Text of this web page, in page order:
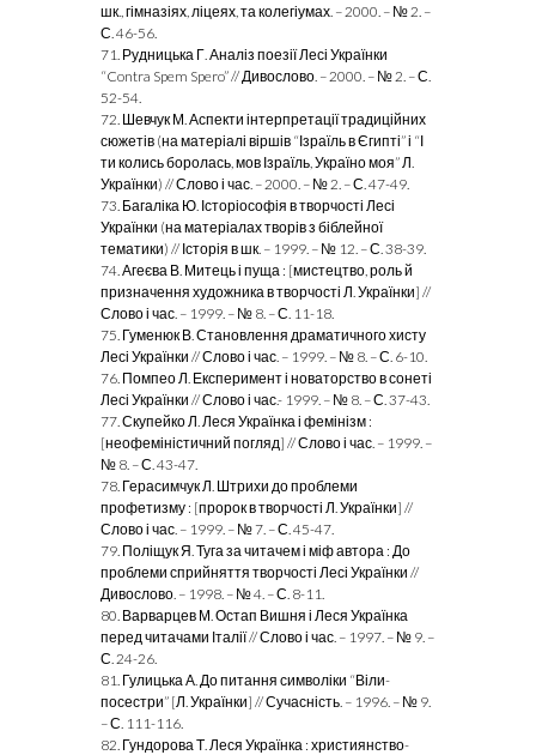
шк., гімназіях, ліцеях, та колегіумах. – 2000. – № 2. –
С. 46-56.
71. Рудницька Г. Аналіз поезії Лесі Українки
“Contra Spem Spero” // Дивослово. – 2000. – № 2. – С.
52-54.
72. Шевчук М. Аспекти інтерпретації традиційних
сюжетів (на матеріалі віршів “Ізраїль в Єгипті” і “І
ти колись боролась, мов Ізраїль, Україно моя” Л.
Українки) // Слово і час. – 2000. – № 2. – С. 47-49.
73. Багаліка Ю. Історіософія в творчості Лесі
Українки (на матеріалах творів з біблейної
тематики) // Історія в шк. – 1999. – № 12. – С. 38-39.
74. Агеєва В. Митець і пуща : [мистецтво, роль й
призначення художника в творчості Л. Українки] //
Слово і час. – 1999. – № 8. – С. 11-18.
75. Гуменюк В. Становлення драматичного хисту
Лесі Українки // Слово і час. – 1999. – № 8. – С. 6-10.
76. Помпео Л. Експеримент і новаторство в сонеті
Лесі Українки // Слово і час.- 1999. – № 8. – С. 37-43.
77. Скупейко Л. Леся Українка і фемінізм :
[неофеміністичний погляд] // Слово і час. – 1999. –
№ 8. – С. 43-47.
78. Герасимчук Л. Штрихи до проблеми
профетизму : [пророк в творчості Л. Українки] //
Слово і час. – 1999. – № 7. – С. 45-47.
79. Поліщук Я. Туга за читачем і міф автора : До
проблеми сприйняття творчості Лесі Українки //
Дивослово. – 1998. – № 4. – С. 8-11.
80. Варварцев М. Остап Вишня і Леся Українка
перед читачами Італії // Слово і час. – 1997. – № 9. –
С. 24-26.
81. Гулицька А. До питання символіки “Віли-
посестри” [Л. Українки] // Сучасність. – 1996. – № 9.
– С. 111-116.
82. Гундорова Т. Леся Українка : християнство-